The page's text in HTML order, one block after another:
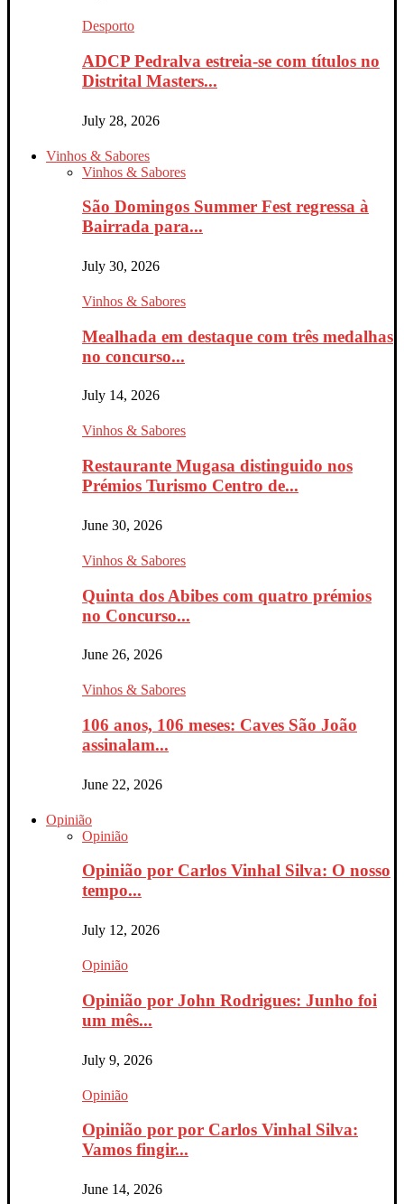
Desporto
ADCP Pedralva estreia-se com títulos no
Distrital Masters...
July 28, 2026
Vinhos & Sabores
Vinhos & Sabores
São Domingos Summer Fest regressa à
Bairrada para...
July 30, 2026
Vinhos & Sabores
Mealhada em destaque com três medalhas
no concurso...
July 14, 2026
Vinhos & Sabores
Restaurante Mugasa distinguido nos
Prémios Turismo Centro de...
June 30, 2026
Vinhos & Sabores
Quinta dos Abibes com quatro prémios
no Concurso...
June 26, 2026
Vinhos & Sabores
106 anos, 106 meses: Caves São João
assinalam...
June 22, 2026
Opinião
Opinião
Opinião por Carlos Vinhal Silva: O nosso
tempo...
July 12, 2026
Opinião
Opinião por John Rodrigues: Junho foi
um mês...
July 9, 2026
Opinião
Opinião por por Carlos Vinhal Silva:
Vamos fingir...
June 14, 2026